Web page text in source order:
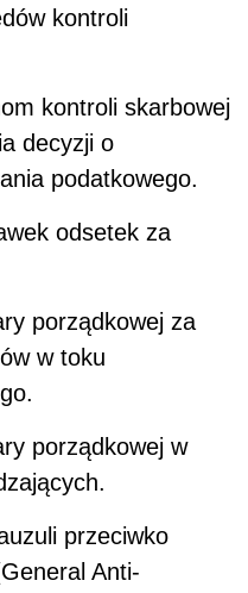
kontroli
kontroli skarbowej
decyzji o
podatkowego.
odsetek za
porządkowej za
w toku
porządkowej w
przeciwko
Anti-